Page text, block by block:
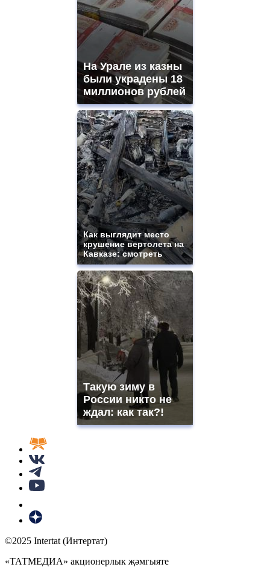
На Урале из казны
были украдены 18
миллионов рублей
Как выглядит место
крушение вертолета на
Кавказе: смотреть
Такую зиму в
России никто не
ждал: как так?!
©2025 Intertat (Интертат)
«ТАТМЕДИА» акционерлык җәмгыяте